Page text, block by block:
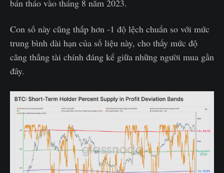
bán tháo vào tháng 8 năm 2023.
Con số này cũng thấp hơn -1 độ lệch chuẩn so với mức
trung bình dài hạn của số liệu này, cho thấy mức độ
căng thẳng tài chính đáng kể giữa những người mua gần
đây.